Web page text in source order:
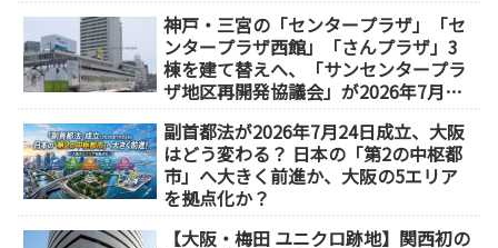
神戸・三宮の「センタープラザ」「セ
ンタープラザ西館」「さんプラザ」3
棟を建て替えへ、「サンセンタープラ
ザ地区再開発協議会」が2026年7月発
副首都法が2026年7月24日成立、大阪
はどう変わる？ 日本の「第2の中枢都
市」へ大きく前進か、大阪の5エリア
を拠点化か？
【大阪・梅田 ユニクロ跡地】関西初の